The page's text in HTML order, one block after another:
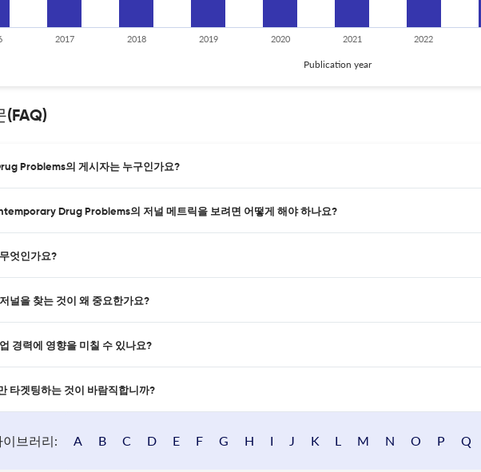
Publication year
2017 2018 2019 2020 2021 2022
(FAQ)
Problems의 게시자는 누구인가요?
Drug Problems의 저널 메트릭을 보려면 어떻게 해야 하나요?
엇인가요?
널을 찾는 것이 왜 중요한가요?
경력에 영향을 미칠 수 있나요?
타겟팅하는 것이 바람직합니까?
브러리: A B C D E F G H I J K L M N O P Q